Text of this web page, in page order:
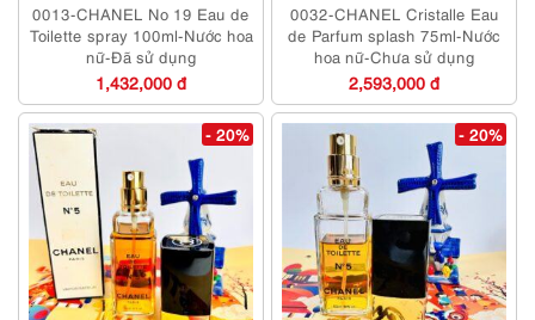
0013-CHANEL No 19 Eau de
Toilette spray 100ml-Nước hoa
nữ-Đã sử dụng
1,432,000 đ
0032-CHANEL Cristalle Eau
de Parfum splash 75ml-Nước
hoa nữ-Chưa sử dụng
2,593,000 đ
- 20% - 20%